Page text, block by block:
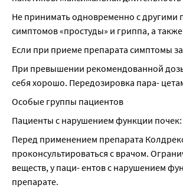
Не принимать одновременно с другими
симптомов «простуды» и гриппа, а
Если при приеме препарата симптомы
При превышении рекомендованной
себя хорошо. Передозировка пара-
Особые группы пациентов
Пациенты с нарушением функции почек:
Перед применением препарата
проконсультироваться с врачом.
веществ, у паци- ентов с нарушением
препарате.